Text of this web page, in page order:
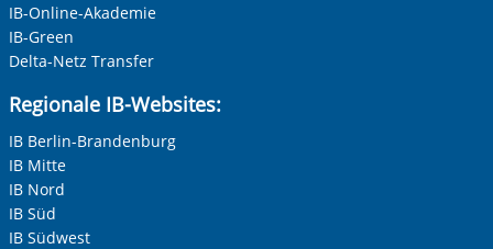
IB-Online-Akademie
IB-Green
Delta-Netz Transfer
Regionale IB-Websites:
IB Berlin-Brandenburg
IB Mitte
IB Nord
IB Süd
IB Südwest